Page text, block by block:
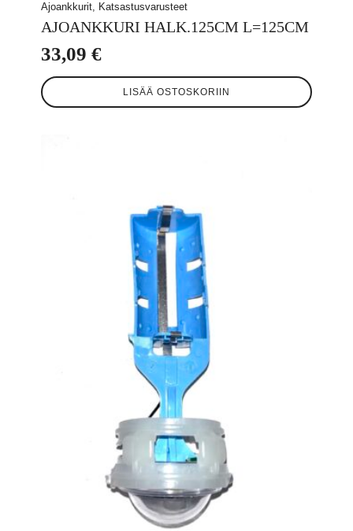
Ajoankkurit, Katsastusvarusteet
AJOANKKURI HALK.125CM L=125CM
33,09 €
LISÄÄ OSTOSKORIIN